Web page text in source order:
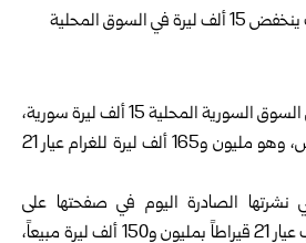
انخفضت أسعار الذهب في السوق السورية المحلية 15 ألف ليرة سورية،
عن السعر الذي سجله أمس، وهو مليون و165 ألف ليرة للغرام عيار 21
الصادرة اليوم في صفحتها على
فيسبوك، سعر غرام الذهب عيار 21 قيراطاً بمليون و150 ألف ليرة مبيعاً،